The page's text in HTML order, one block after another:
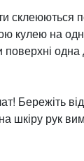
склеюються
кулею на
одна
Бережіть від
шкіру рук